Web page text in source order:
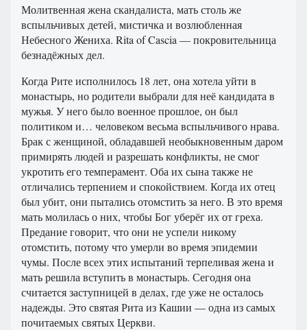
Молитвенная жена скандалиста, мать столь же
вспыльчивых детей, мистичка и возлюбленная
Небесного Жениха. Rita of Cascia — покровительница
безнадёжных дел.
Когда Рите исполнилось 18 лет, она хотела уйти в
монастырь, но родители выбрали для неё кандидата в
мужья. У него было военное прошлое, он был
политиком и… человеком весьма вспыльчивого нрава.
Брак с женщиной, обладавшей необыкновенным даром
примирять людей и разрешать конфликты, не смог
укротить его темперамент. Оба их сына также не
отличались терпением и спокойствием. Когда их отец
был убит, они пытались отомстить за него. В это время
мать молилась о них, чтобы Бог уберёг их от греха.
Предание говорит, что они не успели никому
отомстить, потому что умерли во время эпидемии
чумы. После всех этих испытаний терпеливая жена и
мать решила вступить в монастырь. Сегодня она
считается заступницей в делах, где уже не осталось
надежды. Это святая Рита из Кашии — одна из самых
почитаемых святых Церкви.